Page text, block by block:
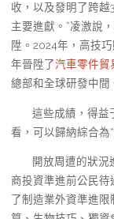
收，以及發明了跨
主要進獻。”凌激說
陞。2024年，高技
年晉陞了汽車零件貿
總部和全球研發中間
這些成績，得益
看，可以歸納綜合為
開放周遭的狀況
商投資準進前公民
了制造業外資準進限